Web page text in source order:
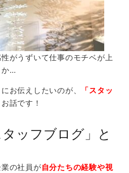
がうずいて仕事のモチベが上
か…
お伝えしたいのが、
「スタッ
話です！
ッフブログ」と
の社員が自分たちの経験や視